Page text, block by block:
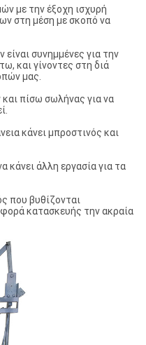
με την έξοχη ισχυρή
στη μέση με σκοπό να
συνημμένες για την
και γίνοντες στη διά
μας.
πίσω σωλήνας για να
κάνει μπροστινός και
άλλη εργασία για τα
που βυθίζονται
κατασκευής την ακραία